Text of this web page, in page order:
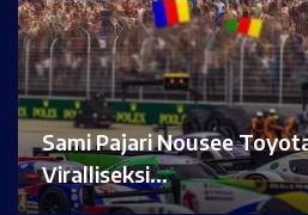
Sami Pajari Nousee
Viralliseksi…